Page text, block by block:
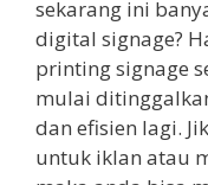
sekarang ini
digital signage?
printing signage
mulai
dan efisien lagi.
untuk iklan atau